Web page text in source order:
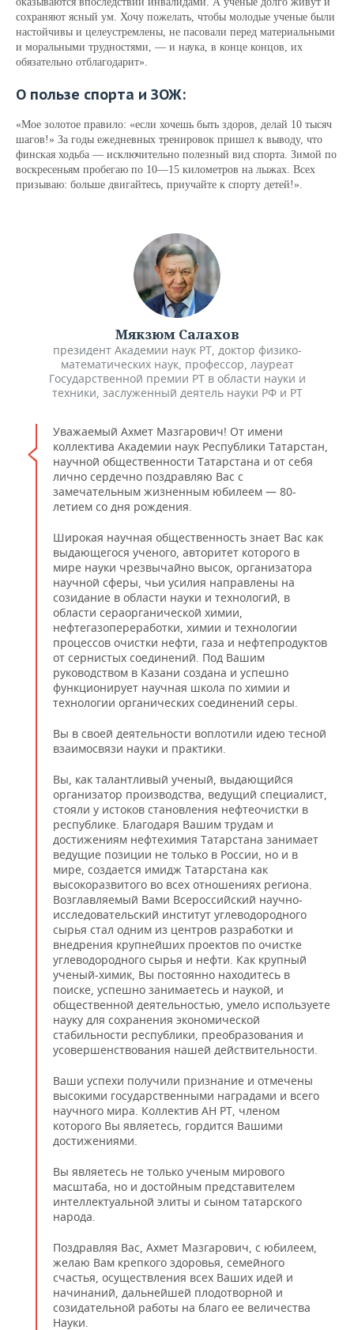
сохраняют ясный ум. Хочу пожелать, чтобы молодые ученые были
настойчивы и целеустремлены, не пасовали перед материальными
и моральными трудностями, — и наука, в конце концов, их
обязательно отблагодарит».
О пользе спорта и ЗОЖ:
«Мое золотое правило: «если хочешь быть здоров, делай 10 тысяч
шагов!» За годы ежедневных тренировок пришел к выводу, что
финская ходьба — исключительно полезный вид спорта. Зимой по
воскресеньям пробегаю по 10—15 километров на лыжах. Всех
призываю: больше двигайтесь, приучайте к спорту детей!».
Мякзюм Салахов
президент Академии наук РТ, доктор физико-
математических наук, профессор, лауреат
Государственной премии РТ в области науки и
техники, заслуженный деятель науки РФ и РТ
Уважаемый Ахмет Мазгарович! От имени
коллектива Академии наук Республики Татарстан,
научной общественности Татарстана и от себя
лично сердечно поздравляю Вас с
замечательным жизненным юбилеем — 80-
летием со дня рождения.
Широкая научная общественность знает Вас как
выдающегося ученого, авторитет которого в
мире науки чрезвычайно высок, организатора
научной сферы, чьи усилия направлены на
созидание в области науки и технологий, в
области сераорганической химии,
нефтегазопереработки, химии и технологии
процессов очистки нефти, газа и нефтепродуктов
от сернистых соединений. Под Вашим
руководством в Казани создана и успешно
функционирует научная школа по химии и
технологии органических соединений серы.
Вы в своей деятельности воплотили идею тесной
взаимосвязи науки и практики.
Вы, как талантливый ученый, выдающийся
организатор производства, ведущий специалист,
стояли у истоков становления нефтеочистки в
республике. Благодаря Вашим трудам и
достижениям нефтехимия Татарстана занимает
ведущие позиции не только в России, но и в
мире, создается имидж Татарстана как
высокоразвитого во всех отношениях региона.
Возглавляемый Вами Всероссийский научно-
исследовательский институт углеводородного
сырья стал одним из центров разработки и
внедрения крупнейших проектов по очистке
углеводородного сырья и нефти. Как крупный
ученый-химик, Вы постоянно находитесь в
поиске, успешно занимаетесь и наукой, и
общественной деятельностью, умело используете
науку для сохранения экономической
стабильности республики, преобразования и
усовершенствования нашей действительности.
Ваши успехи получили признание и отмечены
высокими государственными наградами и всего
научного мира. Коллектив АН РТ, членом
которого Вы являетесь, гордится Вашими
достижениями.
Вы являетесь не только ученым мирового
масштаба, но и достойным представителем
интеллектуальной элиты и сыном татарского
народа.
Поздравляя Вас, Ахмет Мазгарович, с юбилеем,
желаю Вам крепкого здоровья, семейного
счастья, осуществления всех Ваших идей и
начинаний, дальнейшей плодотворной и
созидательной работы на благо ее величества
Науки.